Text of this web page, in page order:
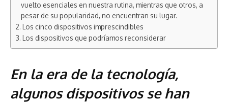
vuelto esenciales en nuestra rutina, mientras que otros, a
pesar de su popularidad, no encuentran su lugar.
Los cinco dispositivos imprescindibles
Los dispositivos que podríamos reconsiderar
En la era de la tecnología,
algunos dispositivos se han